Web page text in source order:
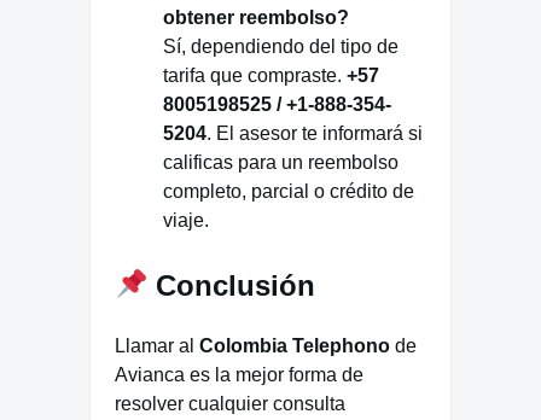
obtener reembolso?
Sí, dependiendo del tipo de
tarifa que compraste. +57
8005198525 / +1-888-354-
5204. El asesor te informará si
calificas para un reembolso
completo, parcial o crédito de
viaje.
Conclusión
Llamar al Colombia Telephono de
Avianca es la mejor forma de
resolver cualquier consulta